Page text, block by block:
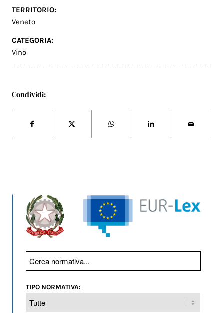
TERRITORIO:
Veneto
CATEGORIA:
Vino
Condividi:
TIPO NORMATIVA: